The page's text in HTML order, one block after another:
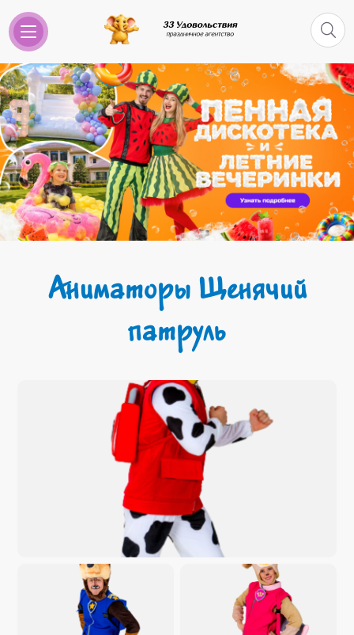
Аниматоры Щенячий
патруль